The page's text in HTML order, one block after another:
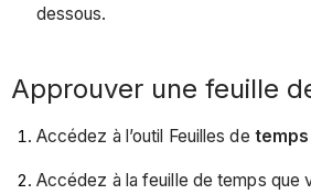
dessous.
Approuver une feuille
Accédez à l’outil Feuilles de temps
Accédez à la feuille de temps que